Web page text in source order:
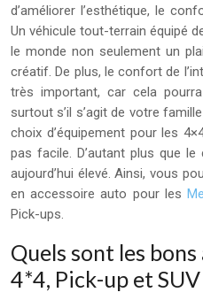
d’améliorer l’esthétique, le
Un véhicule tout-terrain équipé
le monde non seulement un
créatif. De plus, le confort de
très important, car cela
surtout s’il s’agit de votre
choix d’équipement pour les
pas facile. D’autant plus que
aujourd’hui élevé. Ainsi, vous
en accessoire auto pour les
Pick-ups.
Quels sont les
4*4, Pick-up et SUV